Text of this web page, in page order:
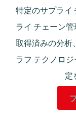
特定のサプライ
ライ チェーン
取得済みの分析
ラフ テクノロ
定